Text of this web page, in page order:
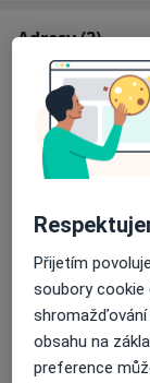
Adresy (2)
Adresa 1
FN
Dostupnost
Na této
Co mám v
Přijetím
soubory cookie
obsahu na
preference